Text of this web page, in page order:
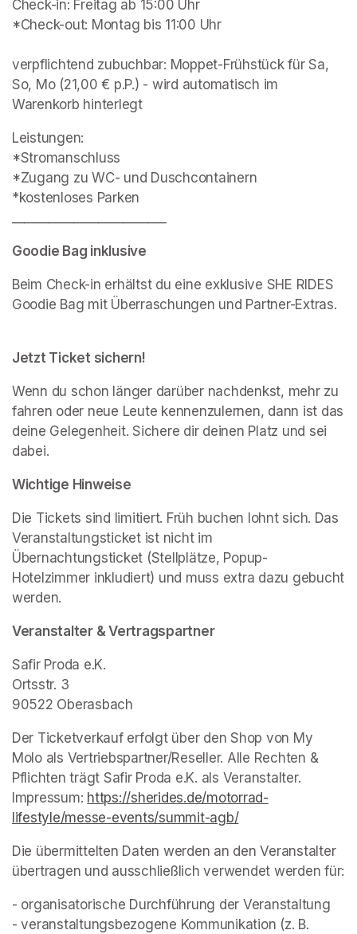
Check-in: Freitag ab 15:00 Uhr
*Check-out: Montag bis 11:00 Uhr
verpflichtend zubuchbar: Moppet-Frühstück für Sa,
So, Mo (21,00 € p.P.) - wird automatisch im
Warenkorb hinterlegt
Leistungen:
*Stromanschluss
*Zugang zu WC- und Duschcontainern
*kostenloses Parken
_________________________
Goodie Bag inklusive
Beim Check-in erhältst du eine exklusive SHE RIDES
Jetzt Ticket sichern!
Wenn du schon länger darüber nachdenkst, mehr zu
fahren oder neue Leute kennenzulernen, dann ist das
deine Gelegenheit. Sichere dir deinen Platz und sei
dabei.
Wichtige Hinweise
Die Tickets sind limitiert. Früh buchen lohnt sich. Das
Veranstaltungsticket ist nicht im
Übernachtungsticket (Stellplätze, Popup-
Hotelzimmer inkludiert) und muss extra dazu gebucht
werden.
Veranstalter & Vertragspartner
Safir Proda e.K.
Ortsstr. 3
90522 Oberasbach
Der Ticketverkauf erfolgt über den Shop von My
Molo als Vertriebspartner/Reseller. Alle Rechten &
Pflichten trägt Safir Proda e.K. als Veranstalter.
Impressum: https://sherides.de/motorrad-
lifestyle/messe-events/summit-agb/(opens in a new
Die übermittelten Daten werden an den Veranstalter
übertragen und ausschließlich verwendet werden für:
- organisatorische Durchführung der Veranstaltung
- veranstaltungsbezogene Kommunikation (z. B.